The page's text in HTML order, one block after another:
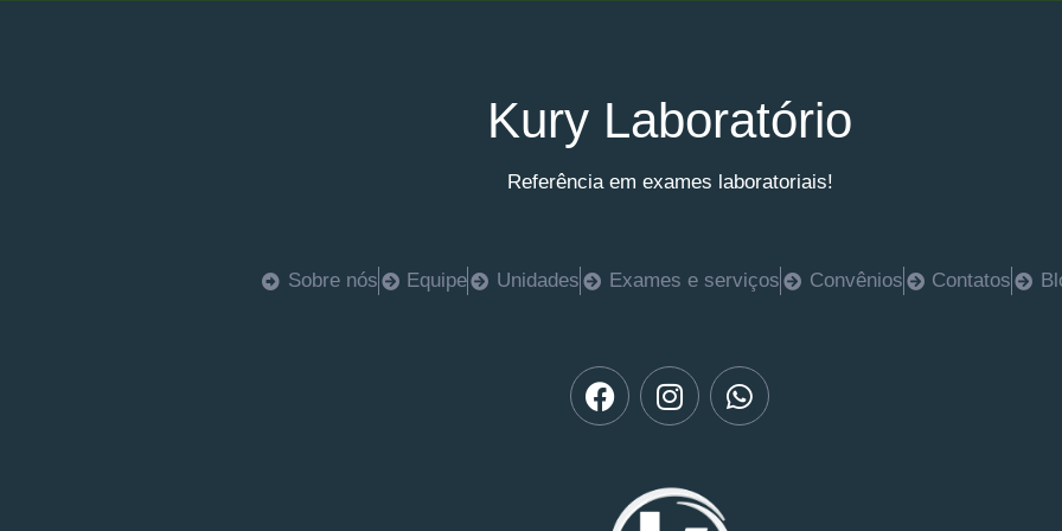
Kury Laboratório
Referência em exames laboratoriais!
Sobre nós Equipe Unidades Exames e serviços Convênios Contatos